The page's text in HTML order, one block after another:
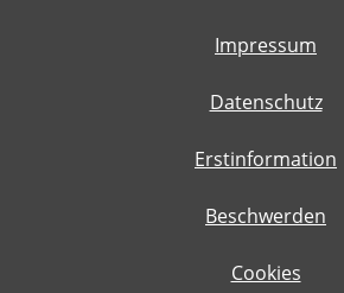
Impressum
Datenschutz
Erstinformation
Beschwerden
Cookies